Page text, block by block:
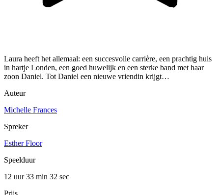
Laura heeft het allemaal: een succesvolle carrière, een prachtig huis
in hartje Londen, een goed huwelijk en een sterke band met haar
zoon Daniel. Tot Daniel een nieuwe vriendin krijgt…
Auteur
Michelle Frances
Spreker
Esther Floor
Speelduur
12 uur 33 min 32 sec
Prijs